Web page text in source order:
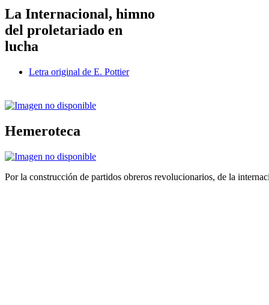
La Internacional, himno
del proletariado en
lucha
Letra original de E. Pottier
Hemeroteca
Por la construcción de partidos obreros revolucionarios, de la